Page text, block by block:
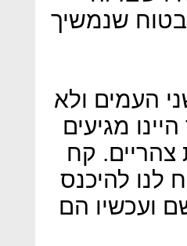
בטוח שנמשיך
העמים ולא
מגיעים
צהריים. קח
לנו להיכנס
ועכשיו הם